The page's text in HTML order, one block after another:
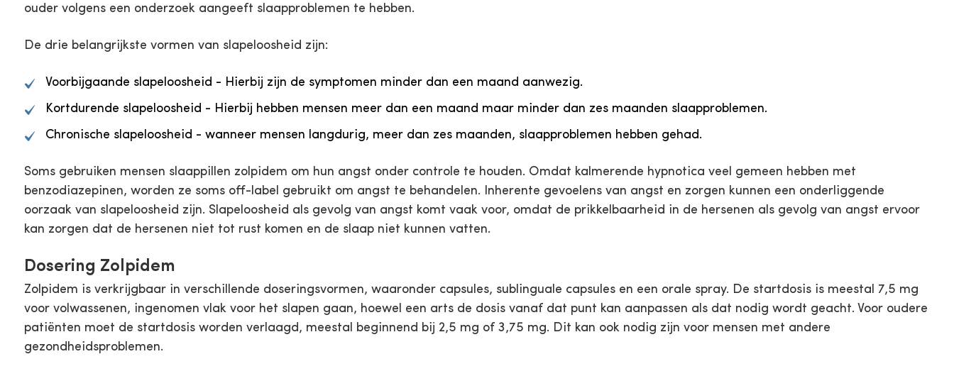
ouder volgens een onderzoek aangeeft slaapproblemen te hebben.
De drie belangrijkste vormen van slapeloosheid zijn:
Voorbijgaande slapeloosheid - Hierbij zijn de symptomen minder dan een maand aanwezig.
Kortdurende slapeloosheid - Hierbij hebben mensen meer dan een maand maar minder dan zes maanden slaapproblemen.
Chronische slapeloosheid - wanneer mensen langdurig, meer dan zes maanden, slaapproblemen hebben gehad.
Soms gebruiken mensen slaappillen zolpidem om hun angst onder controle te houden. Omdat kalmerende hypnotica veel gemeen hebben met
benzodiazepinen, worden ze soms off-label gebruikt om angst te behandelen. Inherente gevoelens van angst en zorgen kunnen een onderliggende
oorzaak van slapeloosheid zijn. Slapeloosheid als gevolg van angst komt vaak voor, omdat de prikkelbaarheid in de hersenen als gevolg van angst ervoor
kan zorgen dat de hersenen niet tot rust komen en de slaap niet kunnen vatten.
Dosering Zolpidem
Zolpidem is verkrijgbaar in verschillende doseringsvormen, waaronder capsules, sublinguale capsules en een orale spray. De startdosis is meestal 7,5 mg
voor volwassenen, ingenomen vlak voor het slapen gaan, hoewel een arts de dosis vanaf dat punt kan aanpassen als dat nodig wordt geacht. Voor oudere
patiënten moet de startdosis worden verlaagd, meestal beginnend bij 2,5 mg of 3,75 mg. Dit kan ook nodig zijn voor mensen met andere
gezondheidsproblemen.